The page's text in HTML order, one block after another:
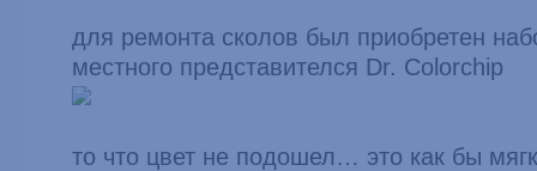
для ремонта сколов был приобретен
местного представителся Dr. Colorchip
то что цвет не подошел… это как бы